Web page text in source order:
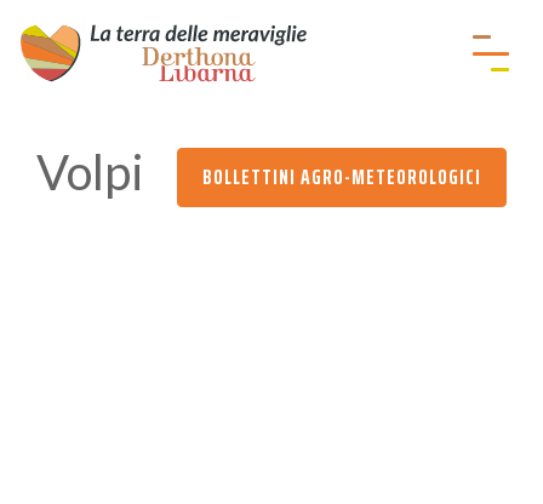
Volpi BOLLETTINI AGRO-METEOROLOGICI